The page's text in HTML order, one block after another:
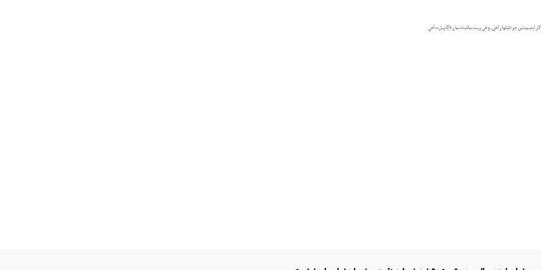
ايڊسينس جو اشتهار آهي، ۽ هي ويب سائيٽ سان لاڳاپيل نه آهي.